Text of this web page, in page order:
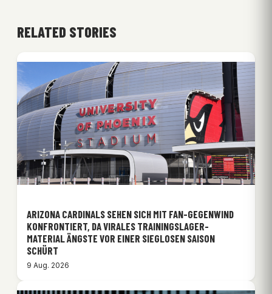
RELATED STORIES
ARIZONA CARDINALS SEHEN SICH MIT FAN-GEGENWIND
KONFRONTIERT, DA VIRALES TRAININGSLAGER-
MATERIAL ÄNGSTE VOR EINER SIEGLOSEN SAISON
SCHÜRT
9 Aug. 2026